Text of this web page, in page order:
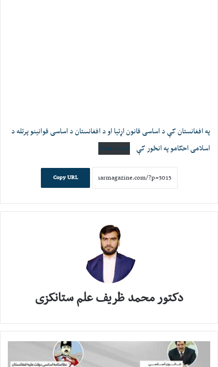
په افغانستان کې د اساسی قانون اړتیا او د افغانستان د اساسی قوانینو پرتله د
اسلامی احکامو په انځور کې Download
Copy URL
دکتور محمد ظریف علم ستانکزی
مختصری